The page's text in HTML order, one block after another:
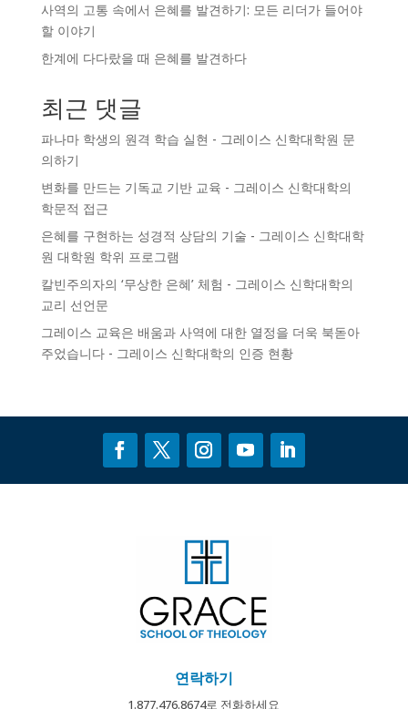
사역의 고통 속에서 은혜를 발견하기: 모든 리더가 들어야
할 이야기
한계에 다다랐을 때 은혜를 발견하다
최근 댓글
파나마 학생의 원격 학습 실현 - 그레이스 신학대학원 문
의하기
변화를 만드는 기독교 기반 교육 - 그레이스 신학대학의
학문적 접근
은혜를 구현하는 성경적 상담의 기술 - 그레이스 신학대학
원 대학원 학위 프로그램
칼빈주의자의 ‘무상한 은혜’ 체험 - 그레이스 신학대학의
교리 선언문
그레이스 교육은 배움과 사역에 대한 열정을 더욱 북돋아
주었습니다 - 그레이스 신학대학의 인증 현황
연락하기
1.877.476.8674로 전화하세요